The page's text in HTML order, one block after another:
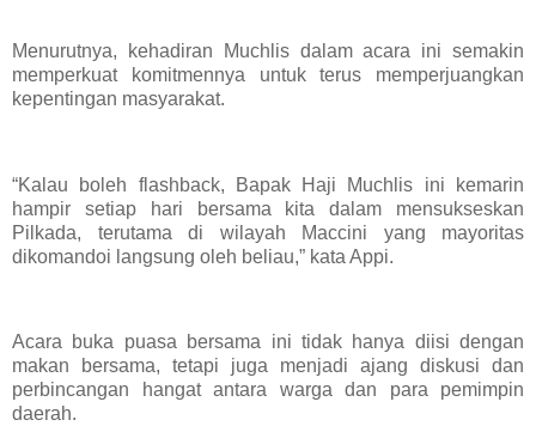
Menurutnya, kehadiran Muchlis dalam acara ini semakin
memperkuat komitmennya untuk terus memperjuangkan
kepentingan masyarakat.
“Kalau boleh flashback, Bapak Haji Muchlis ini kemarin
hampir setiap hari bersama kita dalam mensukseskan
Pilkada, terutama di wilayah Maccini yang mayoritas
dikomandoi langsung oleh beliau,” kata Appi.
Acara buka puasa bersama ini tidak hanya diisi dengan
makan bersama, tetapi juga menjadi ajang diskusi dan
perbincangan hangat antara warga dan para pemimpin
daerah.